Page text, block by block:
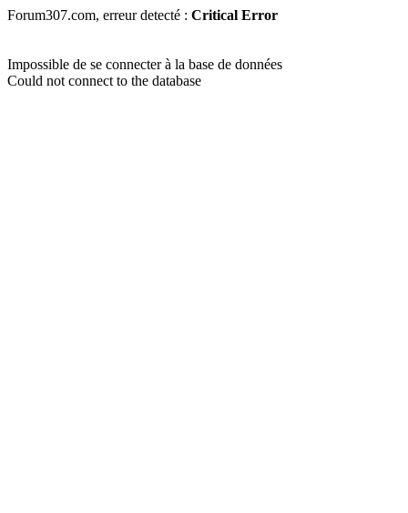
Forum307.com, erreur detecté : Critical Error
Impossible de se connecter à la base de données
Could not connect to the database